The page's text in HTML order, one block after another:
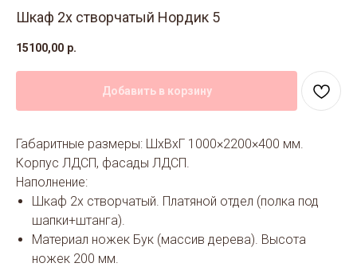
Шкаф 2х створчатый Нордик 5
15100,00 р.
Добавить в корзину
Габаритные размеры: ШхВхГ 1000×2200×400 мм.
Корпус ЛДСП, фасады ЛДСП.
Наполнение:
Шкаф 2х створчатый. Платяной отдел (полка под
шапки+штанга).
Материал ножек Бук (массив дерева). Высота
ножек 200 мм.